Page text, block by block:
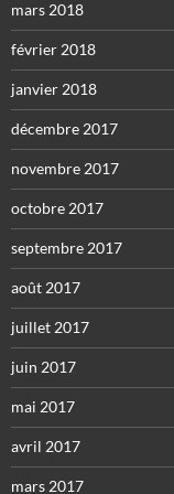
mars 2018
février 2018
janvier 2018
décembre 2017
novembre 2017
octobre 2017
septembre 2017
août 2017
juillet 2017
juin 2017
mai 2017
avril 2017
mars 2017